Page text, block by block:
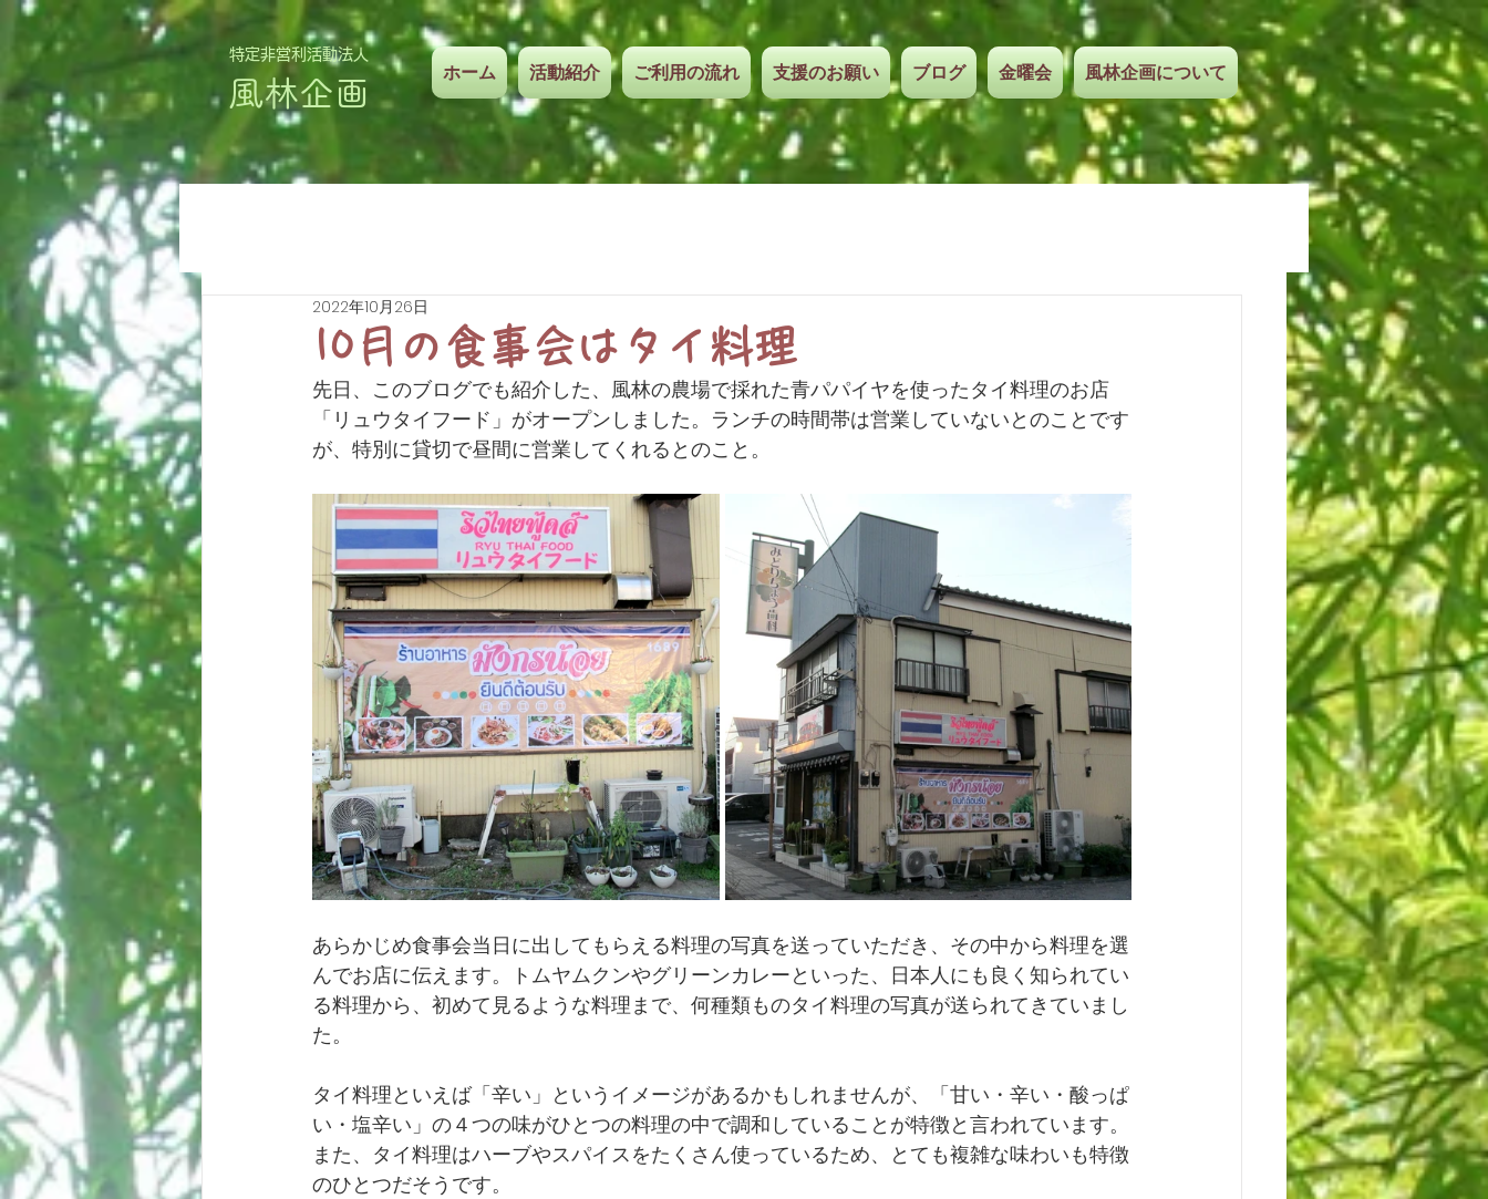
特定非営利活動法人
風林企画
ホーム 活動紹介 ご利用の流れ 支援のお願い ブログ 金曜会 風林企画について
10月の食事会はタイ料理
2022年10月26日
先日、このブログでも紹介した、風林の農場で採れた青パパイヤを使ったタイ料理のお店
「リュウタイフード」がオープンしました。ランチの時間帯は営業していないとのことです
が、特別に貸切で昼間に営業してくれるとのこと。
あらかじめ食事会当日に出してもらえる料理の写真を送っていただき、その中から料理を選
んでお店に伝えます。トムヤムクンやグリーンカレーといった、日本人にも良く知られてい
る料理から、初めて見るような料理まで、何種類ものタイ料理の写真が送られてきていまし
た。
タイ料理といえば「辛い」というイメージがあるかもしれませんが、「甘い・辛い・酸っぱ
い・塩辛い」の４つの味がひとつの料理の中で調和していることが特徴と言われています。
また、タイ料理はハーブやスパイスをたくさん使っているため、とても複雑な味わいも特徴
のひとつだそうです。